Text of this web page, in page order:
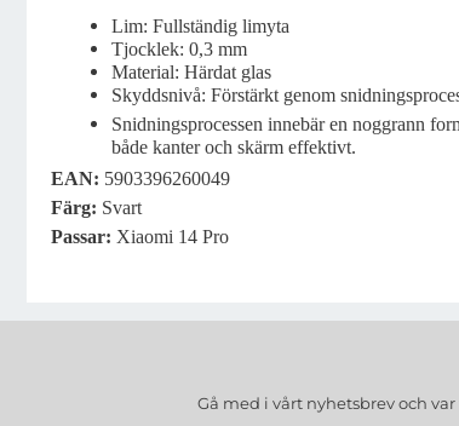
Lim: Fullständig limyta
Tjocklek: 0,3 mm
Material: Härdat glas
Skyddsnivå: Förstärkt genom
Snidningsprocessen innebär en noggrann
både kanter och skärm effektivt.
EAN: 5903396260049
Färg: Svart
Passar: Xiaomi 14 Pro
Gå med i vårt nyhetsbrev och